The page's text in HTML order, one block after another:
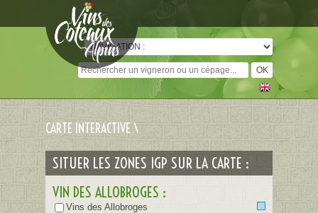
CARTE INTERACTIVE \
SITUER LES ZONES IGP SUR LA CARTE :
VIN DES ALLOBROGES :
Vins des Allobroges
Cookies management panel